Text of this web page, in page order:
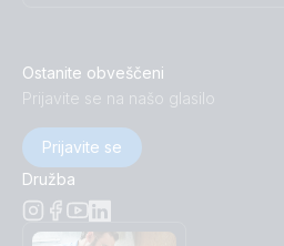
Ostanite obveščeni
Prijavite se na našo glasilo
Prijavite se
Družba